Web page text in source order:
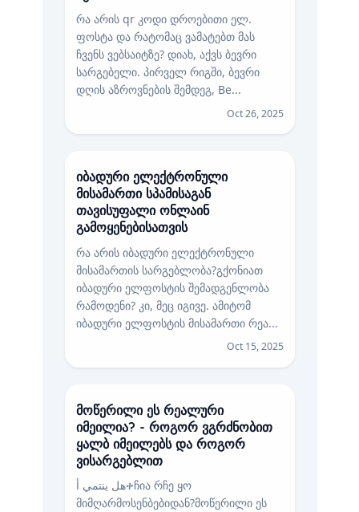
რა არის qr კოდი დროებითი ელ.
ფოსტა და რატომაც ვამატებთ მას
ჩვენს ვებსაიტზე? დიახ, აქვს ბევრი
სარგებელი. პირველ რიგში, ბევრი
დღის აზროვნების შემდეგ, Be...
Oct 26, 2025
იბადური ელექტრონული
მისამართი სპამისაგან
თავისუფალი ონლაინ
გამოყენებისათვის
რა არის იბადური ელექტრონული
მისამართის სარგებლობა?გქონიათ
იბადური ელფოსტის შემადგენლობა
რამოდენი? კი, მეც იგივე. ამიტომ
იბადური ელფოსტის მისამართი რეა...
Oct 15, 2025
მოწერილი ეს რეალური
იმეილია? - როგორ ვგრძნობით
ყალბ იმეილებს და როგორ
ვისარგებლით
هل ينتمي أቀჩია რჩე ყო
მიმღარმოსენბებიდან?მოწერილი ეს